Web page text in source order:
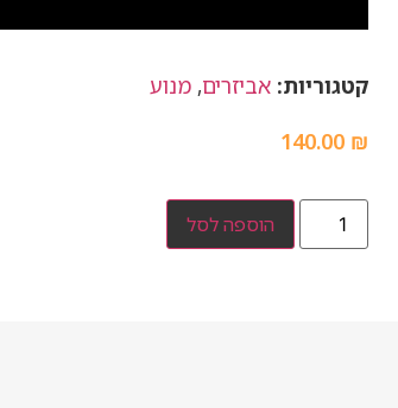
קטגוריות: אביזרים, מנוע
140.00 ₪
הוספה לסל